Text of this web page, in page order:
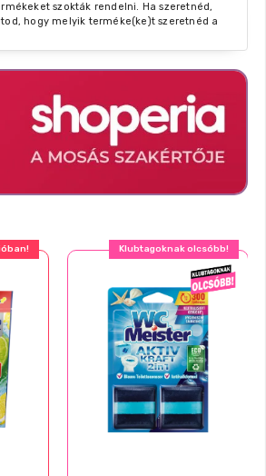
szokták rendelni. Ha szeretnéd,
hogy melyik terméke(ke)t szeretnéd a
Klubtagoknak olcsóbb!